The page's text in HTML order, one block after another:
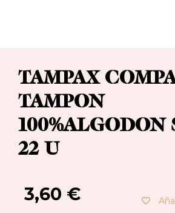
TAMPAX
TAMPON
100%ALGODON
22 U
3,60 €